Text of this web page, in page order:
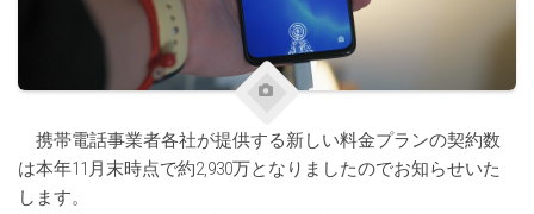
携帯電話事業者各社が提供する新しい料金プランの契約数
は本年11月末時点で約2,930万となりましたのでお知らせいた
します。